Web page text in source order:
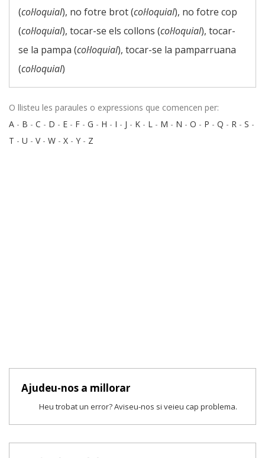
(col·loquial), no fotre brot (col·loquial), no fotre cop
(col·loquial), tocar-se els collons (col·loquial), tocar-
se la pampa (col·loquial), tocar-se la pamparruana
(col·loquial)
O llisteu les paraules o expressions que comencen per:
A - B - C - D - E - F - G - H - I - J - K - L - M - N - O - P - Q - R - S -
T - U - V- W - X - Y - Z
Ajudeu-nos a millorar
Heu trobat un error? Aviseu-nos si veieu cap problema.